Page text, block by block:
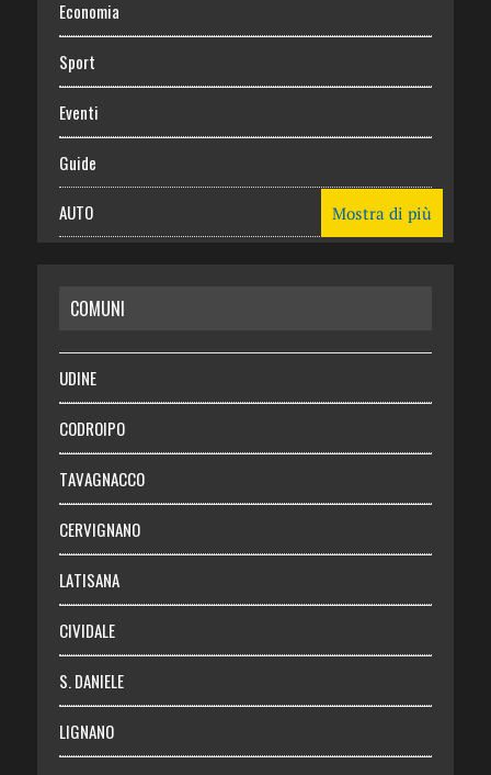
Economia
Sport
Eventi
Guide
AUTO
RISPARMIO
SALUTE
Necrologie
Chi siamo
Abbonati
Login
Mostra di più
COMUNI
UDINE
CODROIPO
TAVAGNACCO
CERVIGNANO
LATISANA
CIVIDALE
S. DANIELE
LIGNANO